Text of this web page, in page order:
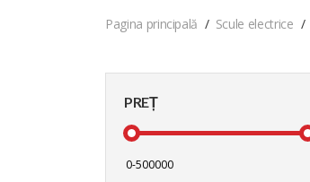
Pagina principală Scule electrice
PREȚ